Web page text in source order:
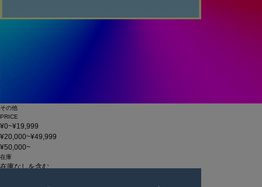
その他
PRICE
¥0~¥19,999
¥20,000~¥49,999
¥50,000~
在庫
在庫なしを含む